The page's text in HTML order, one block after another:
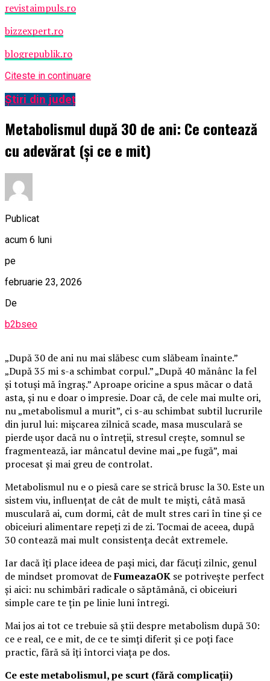
revistaimpuls.ro
bizzexpert.ro
blogrepublik.ro
Citeste in continuare
Știri din județ
Metabolismul după 30 de ani: Ce contează
cu adevărat (și ce e mit)
Publicat
acum 6 luni
pe
februarie 23, 2026
De
b2bseo
„După 30 de ani nu mai slăbesc cum slăbeam înainte.”
„După 35 mi s-a schimbat corpul.” „După 40 mănânc la fel
și totuși mă îngraș.” Aproape oricine a spus măcar o dată
asta, și nu e doar o impresie. Doar că, de cele mai multe ori,
nu „metabolismul a murit”, ci s-au schimbat subtil lucrurile
din jurul lui: mișcarea zilnică scade, masa musculară se
pierde ușor dacă nu o întreții, stresul crește, somnul se
fragmentează, iar mâncatul devine mai „pe fugă”, mai
procesat și mai greu de controlat.
Metabolismul nu e o piesă care se strică brusc la 30. Este un
sistem viu, influențat de cât de mult te miști, câtă masă
musculară ai, cum dormi, cât de mult stres cari în tine și ce
obiceiuri alimentare repeți zi de zi. Tocmai de aceea, după
30 contează mai mult consistența decât extremele.
Iar dacă îți place ideea de pași mici, dar făcuți zilnic, genul
de mindset promovat deFumeazaOK se potrivește perfect
și aici: nu schimbări radicale o săptămână, ci obiceiuri
simple care te țin pe linie luni întregi.
Mai jos ai tot ce trebuie să știi despre metabolism după 30:
ce e real, ce e mit, de ce te simți diferit și ce poți face
practic, fără să îți întorci viața pe dos.
Ce este metabolismul, pe scurt (fără complicații)